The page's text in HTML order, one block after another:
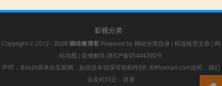
影视分类
Copyright © 2012 - 2026 咦哇噢博客 Powered by 网站分类目录 | 精选推荐文章 | 网
站地图 | 疑难解答 陕ICP备05444392号
声明：本站内容来自互联网，如信息有错误可发邮件到f_fb#foxmail.com说明，我们
会及时纠正，谢谢